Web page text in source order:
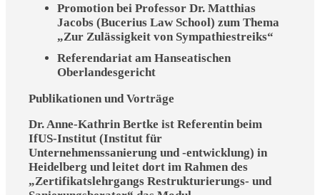
Promotion bei Professor Dr. Matthias
Jacobs (Bucerius Law School) zum Thema
„Zur Zulässigkeit von Sympathiestreiks“
Referendariat am Hanseatischen
Oberlandesgericht
Publikationen und Vorträge
Dr. Anne-Kathrin Bertke ist Referentin beim
IfUS-Institut (Institut für
Unternehmenssanierung und -entwicklung) in
Heidelberg und leitet dort im Rahmen des
„Zertifikatslehrgangs Restrukturierungs- und